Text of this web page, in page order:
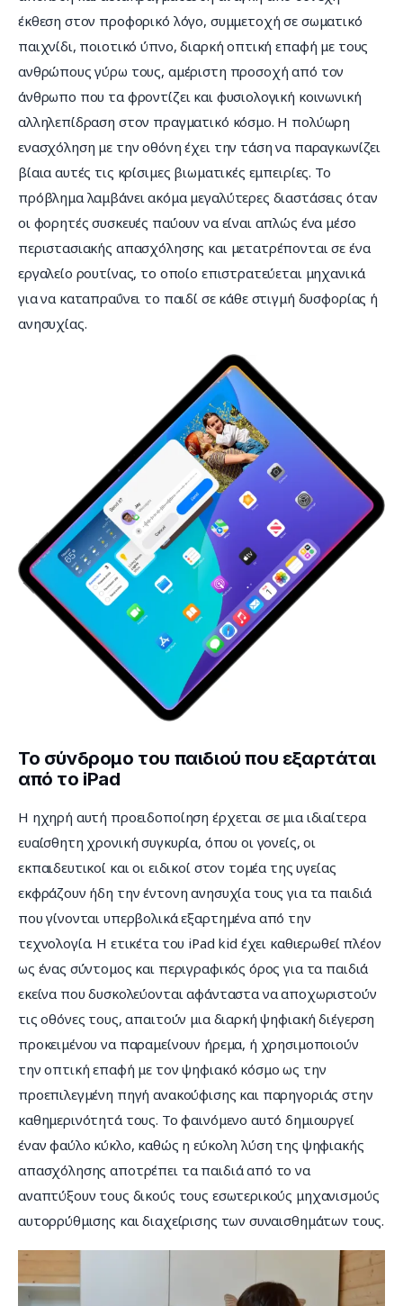
έκθεση στον προφορικό λόγο, συμμετοχή σε σωματικό
παιχνίδι, ποιοτικό ύπνο, διαρκή οπτική επαφή με τους
ανθρώπους γύρω τους, αμέριστη προσοχή από τον
άνθρωπο που τα φροντίζει και φυσιολογική κοινωνική
αλληλεπίδραση στον πραγματικό κόσμο. Η πολύωρη
ενασχόληση με την οθόνη έχει την τάση να παραγκωνίζει
βίαια αυτές τις κρίσιμες βιωματικές εμπειρίες. Το
πρόβλημα λαμβάνει ακόμα μεγαλύτερες διαστάσεις όταν
οι φορητές συσκευές παύουν να είναι απλώς ένα μέσο
περιστασιακής απασχόλησης και μετατρέπονται σε ένα
εργαλείο ρουτίνας, το οποίο επιστρατεύεται μηχανικά
για να καταπραΰνει το παιδί σε κάθε στιγμή δυσφορίας ή
ανησυχίας.
Το σύνδρομο του παιδιού που εξαρτάται
από το iPad
Η ηχηρή αυτή προειδοποίηση έρχεται σε μια ιδιαίτερα
ευαίσθητη χρονική συγκυρία, όπου οι γονείς, οι
εκπαιδευτικοί και οι ειδικοί στον τομέα της υγείας
εκφράζουν ήδη την έντονη ανησυχία τους για τα παιδιά
που γίνονται υπερβολικά εξαρτημένα από την
τεχνολογία. Η ετικέτα του iPad kid έχει καθιερωθεί πλέον
ως ένας σύντομος και περιγραφικός όρος για τα παιδιά
εκείνα που δυσκολεύονται αφάνταστα να αποχωριστούν
τις οθόνες τους, απαιτούν μια διαρκή ψηφιακή διέγερση
προκειμένου να παραμείνουν ήρεμα, ή χρησιμοποιούν
την οπτική επαφή με τον ψηφιακό κόσμο ως την
προεπιλεγμένη πηγή ανακούφισης και παρηγοριάς στην
καθημερινότητά τους. Το φαινόμενο αυτό δημιουργεί
έναν φαύλο κύκλο, καθώς η εύκολη λύση της ψηφιακής
απασχόλησης αποτρέπει τα παιδιά από το να
αναπτύξουν τους δικούς τους εσωτερικούς μηχανισμούς
αυτορρύθμισης και διαχείρισης των συναισθημάτων τους.